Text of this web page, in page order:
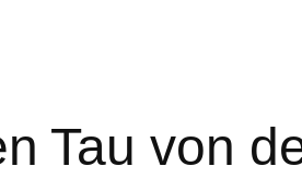
Tau von